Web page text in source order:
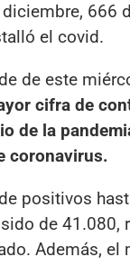
666
el covid.
de este
cifra de
de la
coronavirus.
positivos
de 41.080,
Además, el